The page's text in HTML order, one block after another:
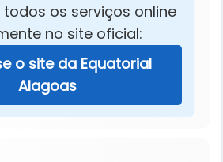
todos os serviços online
no site oficial:
o site da Equatorial
Alagoas